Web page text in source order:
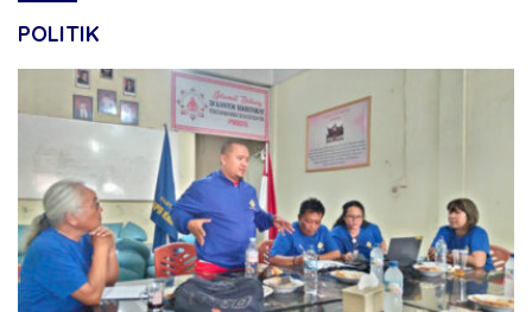
POLITIK